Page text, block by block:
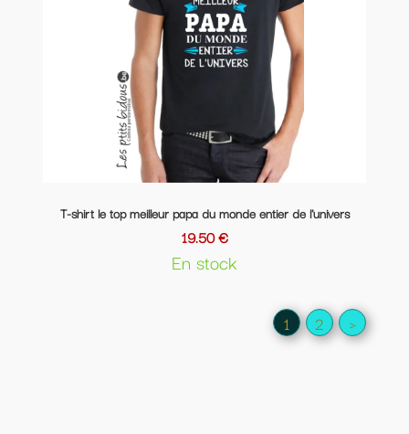
T-shirt le top meilleur papa du monde entier de l'univers
19.50 €
En stock
1 2 >